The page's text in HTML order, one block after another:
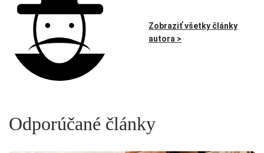
Zobraziť všetky články
autora >
Odporúčané články